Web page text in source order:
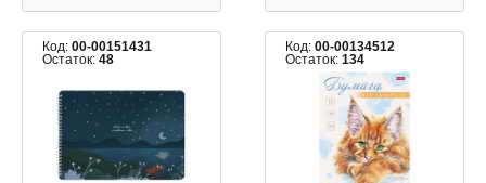
Код: 00-00151431
Остаток: 48
Код:00-00134512
Остаток:134